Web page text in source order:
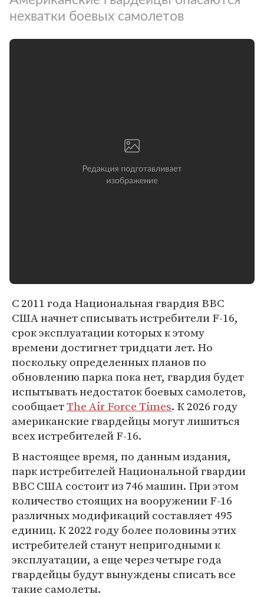
нехватки боевых самолетов
С 2011 года Национальная гвардия ВВС
США начнет списывать истребители F-16,
срок эксплуатации которых к этому
времени достигнет тридцати лет. Но
поскольку определенных планов по
обновлению парка пока нет, гвардия будет
испытывать недостаток боевых самолетов,
сообщаетThe Air Force Times. К 2026 году
американские гвардейцы могут лишиться
всех истребителей F-16.
В настоящее время, по данным издания,
парк истребителей Национальной гвардии
ВВС США состоит из 746 машин. При этом
количество стоящих на вооружении F-16
различных модификаций составляет 495
единиц. К 2022 году более половины этих
истребителей станут непригодными к
эксплуатации, а еще через четыре года
гвардейцы будут вынуждены списать все
такие самолеты.